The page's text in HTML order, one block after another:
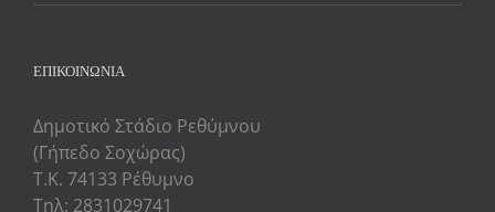
ΕΠΙΚΟΙΝΩΝΙΑ
Δημοτικό Στάδιο Ρεθύμνου
(Γήπεδο Σοχώρας)
Τ.Κ. 74133 Ρέθυμνο
Τηλ: 2831029741